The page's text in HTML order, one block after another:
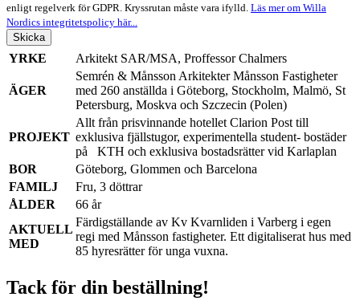
enligt regelverk för GDPR. Kryssrutan måste vara ifylld. Läs mer om Willa
Nordics integritetspolicy här...
Skicka
YRKE Arkitekt SAR/MSA, Proffessor Chalmers
ÄGER
Semrén & Månsson Arkitekter Månsson Fastigheter
med 260 anställda i Göteborg, Stockholm, Malmö, St
Petersburg, Moskva och Szczecin (Polen)
PROJEKT
Allt från prisvinnande hotellet Clarion Post till
exklusiva fjällstugor, experimentella student- bostäder
på KTH och exklusiva bostadsrätter vid Karlaplan
BOR
Göteborg, Glommen och Barcelona
FAMILJ
Fru, 3 döttrar
ÅLDER
66 år
AKTUELL
MED
Färdigställande av Kv Kvarnliden i Varberg i egen
regi med Månsson fastigheter. Ett digitaliserat hus med
85 hyresrätter för unga vuxna.
Tack för din beställning!